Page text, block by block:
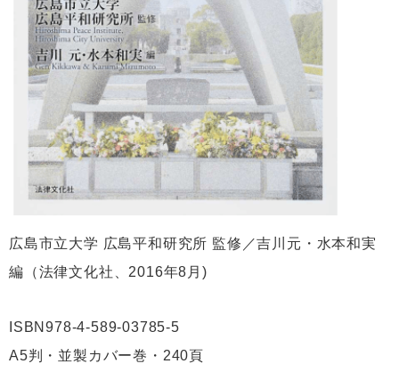
広島市立大学 広島平和研究所 監修／吉川元・水本和実
編（法律文化社、2016年8月)
ISBN978-4-589-03785-5
A5判・並製カバー巻・240頁